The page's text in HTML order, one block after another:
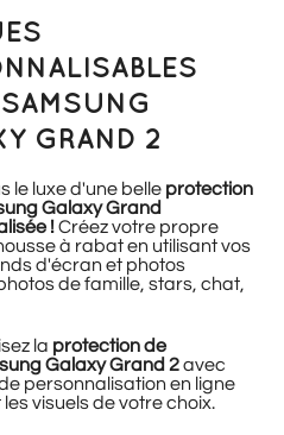
GRAND 2
le luxe d'une belle protection
Galaxy Grand
!Créez votre propre
à rabat en utilisant vos
d'écran et photos
de famille, stars, chat,
la protection de
Galaxy Grand 2avec
personnalisation en ligne
visuels de votre choix.